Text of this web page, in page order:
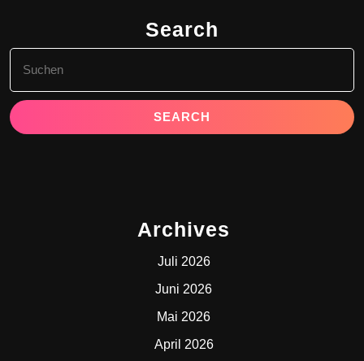
Search
for:
Archives
Juli 2026
Juni 2026
Mai 2026
April 2026